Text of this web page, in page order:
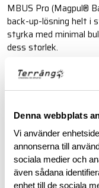
Denna webbplats
Vi använder
annonserna till
sociala medier och
även sådana
enhet till de sociala
MBUS Pro (Magpul®
back-up-lösning helt i
styrka med minimal
dess storlek.
Läs mer
BESKRIVNING
RECENSIONER